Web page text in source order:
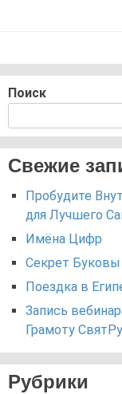
Поиск
Свежие
Пробудите
для Лучшего
Имёна Цифр
Секрет Буковы
Поездка в
Запись
Грамоту
Рубрики